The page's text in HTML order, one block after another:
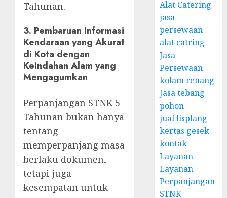
Tahunan.
3. Pembaruan Informasi
Kendaraan yang Akurat
di Kota dengan
Keindahan Alam yang
Mengagumkan
Perpanjangan STNK 5
Tahunan bukan hanya
tentang
memperpanjang masa
berlaku dokumen,
tetapi juga
kesempatan untuk
Alat Catering
jasa
persewaan
alat catring
Jasa
Persewaan
kolam renang
Jasa tebang
pohon
jual lisplang
kertas gesek
kontak
Layanan
Layanan
Perpanjangan
STNK